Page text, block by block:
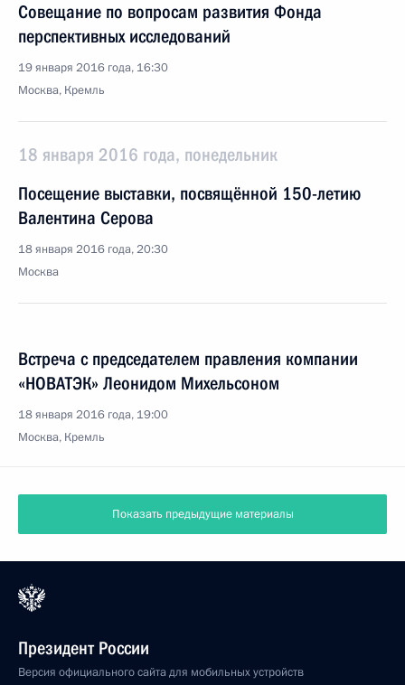
Совещание по вопросам развития Фонда
перспективных исследований
19 января 2016 года, 16:30
Москва, Кремль
18 января 2016 года, понедельник
Посещение выставки, посвящённой 150-летию
Валентина Серова
18 января 2016 года, 20:30
Москва
Встреча с председателем правления компании
«НОВАТЭК» Леонидом Михельсоном
18 января 2016 года, 19:00
Москва, Кремль
Показать предыдущие материалы
Президент России
Версия официального сайта для мобильных устройств